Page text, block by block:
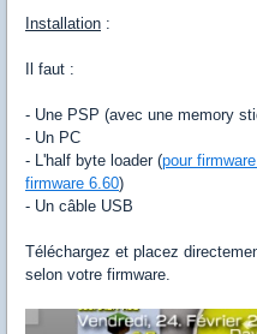
Installation :
Il faut :
- Une PSP (avec une memory
- Un PC
- L'half byte loader (pour
firmware 6.60)
- Un câble USB
Téléchargez et placez
selon votre firmware.